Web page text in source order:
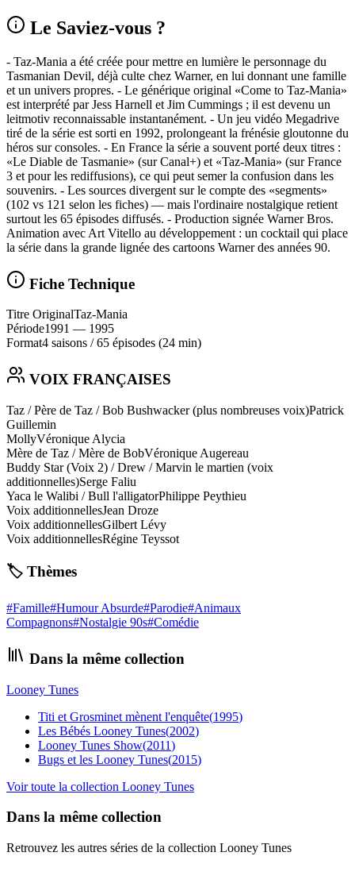
Le Saviez-vous ?
- Taz-Mania a été créée pour mettre en lumière le personnage du
Tasmanian Devil, déjà culte chez Warner, en lui donnant une famille
et un univers propres. - Le générique original «Come to Taz-Mania»
est interprété par Jess Harnell et Jim Cummings ; il est devenu un
leitmotiv reconnaissable instantanément. - Un jeu vidéo Megadrive
tiré de la série est sorti en 1992, prolongeant la frénésie gloutonne du
héros sur consoles. - En France la série a souvent porté deux titres :
«Le Diable de Tasmanie» (sur Canal+) et «Taz-Mania» (sur France
3 et pour les rediffusions), ce qui peut semer la confusion dans les
souvenirs. - Les sources divergent sur le compte des «segments»
(102 vs 121 selon les fiches) — mais l'ordinaire nostalgique retient
surtout les 65 épisodes diffusés. - Production signée Warner Bros.
Animation avec Art Vitello au développement : un cocktail qui place
la série dans la grande lignée des cartoons Warner des années 90.
Fiche Technique
Titre OriginalTaz-Mania
Période1991 — 1995
Format4 saisons /65 épisodes (24 min)
VOIX FRANÇAISES
Taz / Père de Taz / Bob Bushwacker (plus nombreuses voix)Patrick
Guillemin
MollyVéronique Alycia
Mère de Taz / Mère de BobVéronique Augereau
Buddy Star (Voix 2) / Drew / Marvin le martien (voix
additionnelles)Serge Faliu
Yaca le Walibi / Bull l'alligatorPhilippe Peythieu
Voix additionnellesJean Droze
Voix additionnellesGilbert Lévy
Voix additionnellesRégine Teyssot
🏷️ Thèmes
#Famille#Humour Absurde#Parodie#Animaux
Compagnons#Nostalgie 90s#Comédie
Dans la même collection
Looney Tunes
Titi et Grosminet mènent l'enquête(1995)
Les Bébés Looney Tunes(2002)
Looney Tunes Show(2011)
Bugs et les Looney Tunes(2015)
Voir toute la collection Looney Tunes
Dans la même collection
Retrouvez les autres séries de la collection Looney Tunes